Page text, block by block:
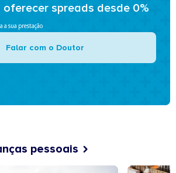
oferecer spreads desde 0%
a sua prestação
Falar com o Doutor
pessoais